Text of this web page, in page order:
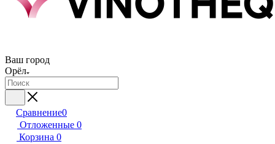
Ваш город
Орёл
Сравнение0
Отложенные 0
Корзина 0